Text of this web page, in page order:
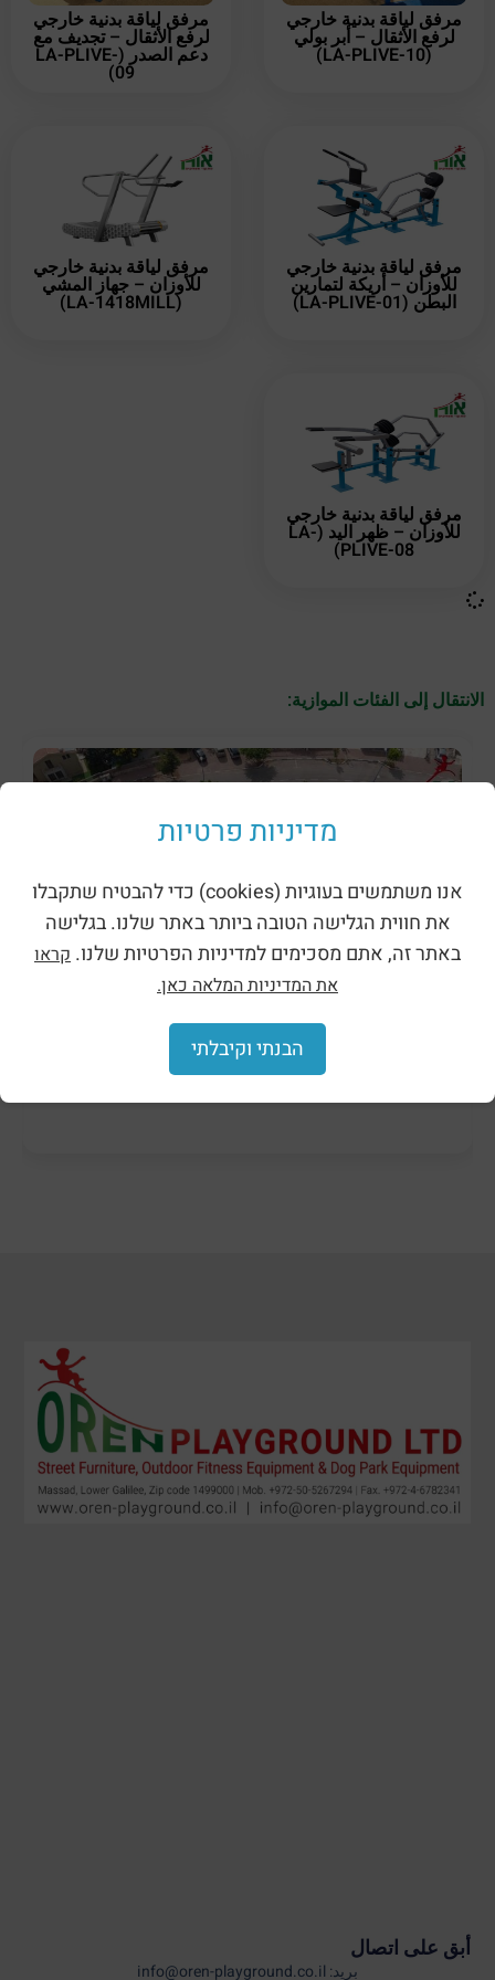
مرفق لياقة بدنية خارجي
لرفع الأثقال – أبر بولي
(LA-PLIVE-10)
مرفق لياقة بدنية خارجي
لرفع الأثقال – تجديف مع
دعم الصدر (LA-PLIVE-
09)
مرفق لياقة بدنية خارجي
للأوزان – أريكة لتمارين
البطن (LA-PLIVE-01)
مرفق لياقة بدنية خارجي
للأوزان – جهاز المشي
(LA-1418MILL)
مرفق لياقة بدنية خارجي
للأوزان – ظهر اليد (LA-
PLIVE-08)
الانتقال إلى الفئات الموازية:
ظلال وحظائر
أبق على اتصال
بريد: info@oren-playground.co.il
מדיניות פרטיות
אנו משתמשים בעוגיות (cookies) כדי להבטיח שתקבלו
את חווית הגלישה הטובה ביותר באתר שלנו. בגלישה
באתר זה, אתם מסכימים למדיניות הפרטיות שלנו. קראו
את המדיניות המלאה כאן.
הבנתי וקיבלתי